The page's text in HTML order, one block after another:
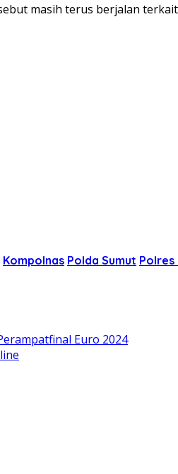
masih terus berjalan
Kompolnas Polda Sumut Polres
Euro 2024